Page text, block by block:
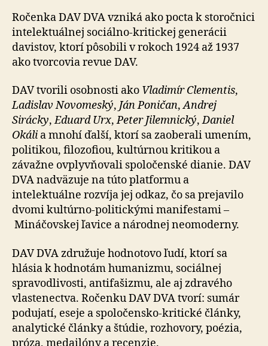
Ročenka DAV DVA vzniká ako pocta k storočnici
intelektuálnej sociálno-kritickej generácii
davistov, ktorí pôsobili v rokoch 1924 až 1937
ako tvorcovia revue DAV.
DAV tvorili osobnosti ako Vladimír Clementis,
Ladislav Novomeský, Ján Poničan,Andrej
Sirácky,Eduard Urx,Peter Jilemnický,Daniel
Okáli a mnohí ďalší, ktorí sa zaoberali umením,
politikou, filozofiou, kultúrnou kritikou a
závažne ovplyvňovali spoločenské dianie. DAV
DVA nadväzuje na túto platformu a
intelektuálne rozvíja jej odkaz, čo sa prejavilo
dvomi kultúrno-politickými manifestami –
Mináčovskej ľavice a národnej neomoderny.
DAV DVA združuje hodnotovo ľudí, ktorí sa
hlásia k hodnotám humanizmu, sociálnej
spravodlivosti, antifašizmu, ale aj zdravého
vlastenectva. Ročenku DAV DVA tvorí: sumár
podujatí, eseje a spoločensko-kritické články,
analytické články a štúdie, rozhovory, poézia,
próza, medailóny a recenzie.